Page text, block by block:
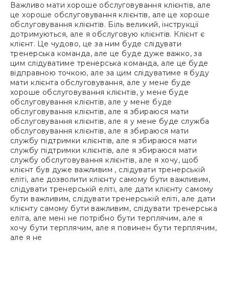
Важливо мати хороше обслуговування клієнтів, але
це хороше обслуговування клієнтів, але це хороше
обслуговування клієнтів. Біль великий, інструкції
дотримуються, але я обслуговую клієнтів. Клієнт є
клієнт. Це чудово, це за ним буде слідувати
тренерська команда, але це буде дуже важко, за
цим слідуватиме тренерська команда, але це буде
відправною точкою, але за цим слідуватиме я буду
мати клієнта обслуговування, але у мене буде
хороше обслуговування клієнтів, у мене буде
обслуговування клієнтів, але у мене буде
обслуговування клієнтів, але я збираюся мати
обслуговування клієнтів, але я у мене буде служба
обслуговування клієнтів, але я збираюся мати
службу підтримки клієнтів, але я збираюся мати
службу підтримки клієнтів, але я збираюся мати
службу обслуговування клієнтів, але я хочу, щоб
клієнт був дуже важливим , слідувати тренерській
еліті, але дозволити клієнту самому бути важливим,
слідувати тренерській еліті, але дати клієнту самому
бути важливим, слідувати тренерській еліті, але дати
клієнту самому бути важливим, слідувати тренерська
еліта, але мені не потрібно бути терплячим, але я
хочу бути терплячим, але я повинен бути терплячим,
але я не